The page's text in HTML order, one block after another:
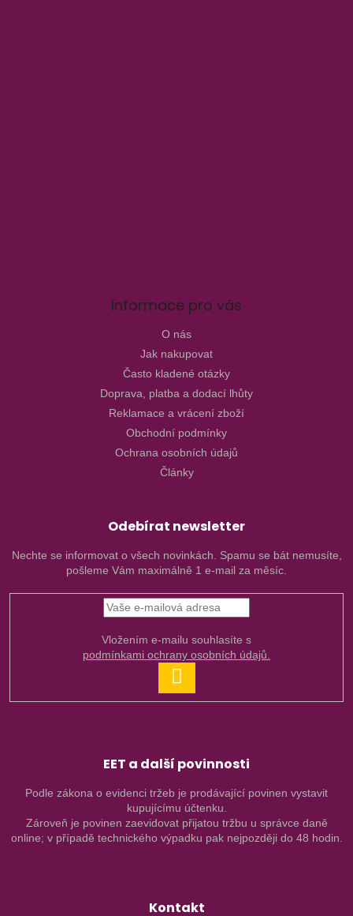
Informace pro vás
O nás
Jak nakupovat
Často kladené otázky
Doprava, platba a dodací lhůty
Reklamace a vrácení zboží
Obchodní podmínky
Ochrana osobních údajů
Články
Odebírat newsletter
Nechte se informovat o všech novinkách. Spamu se bát nemusíte,
pošleme Vám maximálně 1 e-mail za měsíc.
podmínkami ochrany osobních údajů.
SE
EET a další povinnosti
Podle zákona o evidenci tržeb je prodávající povinen vystavit
kupujícímu účtenku.
Zároveň je povinen zaevidovat přijatou tržbu u správce daně
online; v případě technického výpadku pak nejpozději do 48 hodin.
Kontakt